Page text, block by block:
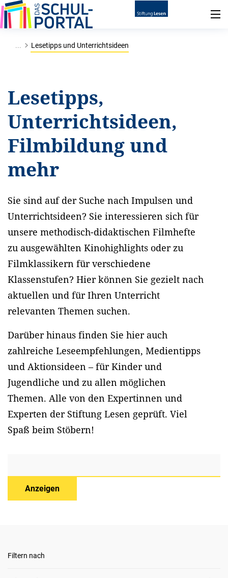
... Lesetipps und Unterrichtsideen
Lesetipps,
Unterrichtsideen,
Filmbildung und
mehr
Sie sind auf der Suche nach Impulsen und
Unterrichtsideen? Sie interessieren sich für
unsere methodisch-didaktischen Filmhefte
zu ausgewählten Kinohighlights oder zu
Filmklassikern für verschiedene
Klassenstufen? Hier können Sie gezielt nach
aktuellen und für Ihren Unterricht
relevanten Themen suchen.
Darüber hinaus finden Sie hier auch
zahlreiche Leseempfehlungen, Medientipps
und Aktionsideen – für Kinder und
Jugendliche und zu allen möglichen
Themen. Alle von den Expertinnen und
Experten der Stiftung Lesen geprüft. Viel
Spaß beim Stöbern!
Anzeigen
Filtern nach